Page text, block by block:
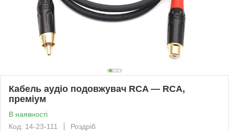
Кабель аудіо подовжувач RCA — RCA,
преміум
В наявності
Код: 14-23-111
Роздріб